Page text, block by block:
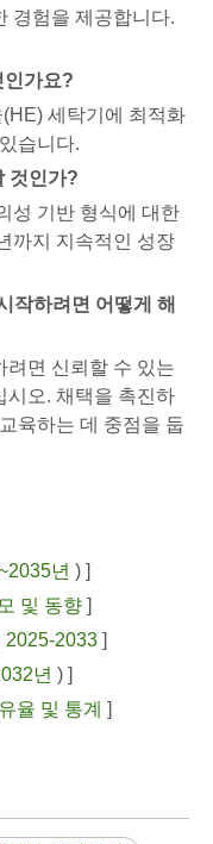
경험을 제공합니다.
인가요?
세탁기에 최적화
습니다.
것인가?
성 기반 형식에 대한
까지 지속적인 성장
작하려면 어떻게 해
려면 신뢰할 수 있는
시오. 채택을 촉진하
육하는 데 중점을 둡
년 ) ]
및 동향 ]
2025-2033 ]
년 ) ]
율 및 통계 ]